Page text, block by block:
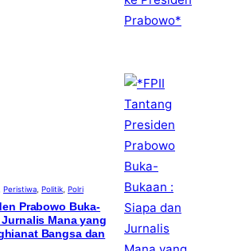
Peristiwa Politik Polri
Prabowo Buka-
Mana yang
Bangsa dan